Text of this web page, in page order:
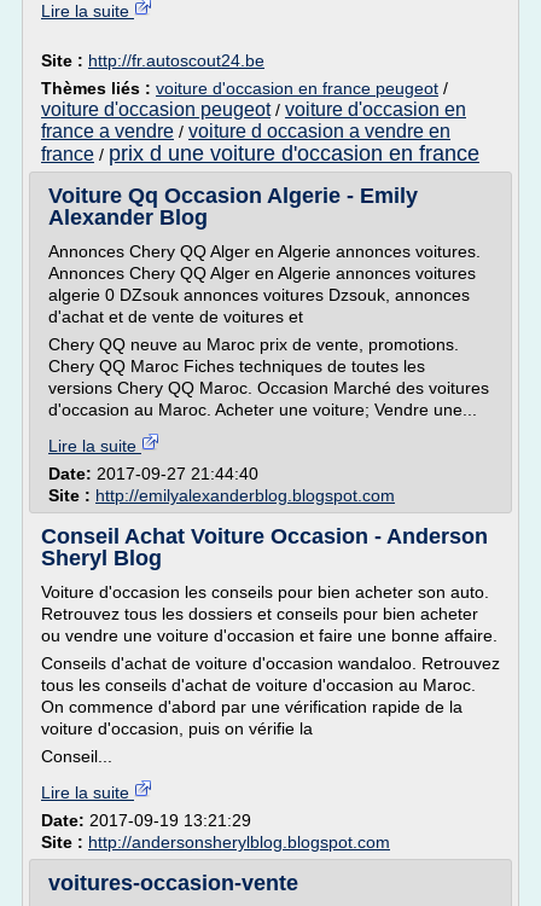
Lire la suite
Site : http://fr.autoscout24.be
Thèmes liés : voiture d'occasion en france peugeot /
voiture d'occasion peugeot/ voiture d'occasion en
france a vendre / voiture d occasion a vendre en
france / prix d une voiture d'occasion en france
Voiture Qq Occasion Algerie - Emily
Alexander Blog
Annonces Chery QQ Alger en Algerie annonces voitures.
Annonces Chery QQ Alger en Algerie annonces voitures
algerie 0 DZsouk annonces voitures Dzsouk, annonces
d'achat et de vente de voitures et
Chery QQ neuve au Maroc prix de vente, promotions.
Chery QQ Maroc Fiches techniques de toutes les
versions Chery QQ Maroc. Occasion Marché des voitures
d'occasion au Maroc. Acheter une voiture; Vendre une...
Lire la suite
Date: 2017-09-27 21:44:40
Site : http://emilyalexanderblog.blogspot.com
Conseil Achat Voiture Occasion - Anderson
Sheryl Blog
Voiture d'occasion les conseils pour bien acheter son auto.
Retrouvez tous les dossiers et conseils pour bien acheter
ou vendre une voiture d'occasion et faire une bonne affaire.
Conseils d'achat de voiture d'occasion wandaloo. Retrouvez
tous les conseils d'achat de voiture d'occasion au Maroc.
On commence d'abord par une vérification rapide de la
voiture d'occasion, puis on vérifie la
Conseil...
Lire la suite
Date: 2017-09-19 13:21:29
Site : http://andersonsherylblog.blogspot.com
voitures-occasion-vente